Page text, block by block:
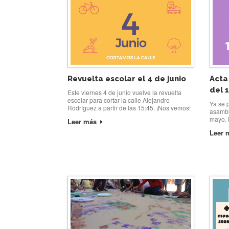
Revuelta escolar el 4 de junio
Este viernes 4 de junio vuelve la revuelta
escolar para cortar la calle Alejandro
Rodríguez a partir de las 15:45. ¡Nos vemos!
Leer más
del
Ya se
mayo.
Leer